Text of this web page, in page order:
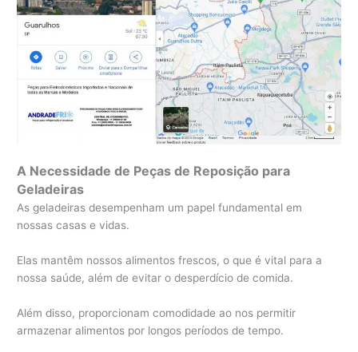
A Necessidade de Peças de Reposição para
Geladeiras
As geladeiras desempenham um papel fundamental em
nossas casas e vidas.
Elas mantêm nossos alimentos frescos, o que é vital para a
nossa saúde, além de evitar o desperdício de comida.
Além disso, proporcionam comodidade ao nos permitir
armazenar alimentos por longos períodos de tempo.